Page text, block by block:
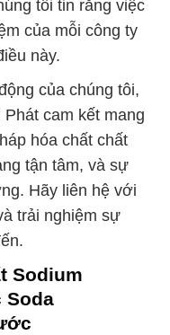
tôi tin rằng việc
của mỗi công ty
này.
của chúng tôi,
cam kết mang
hóa chất chất
tận tâm, và sự
Hãy liên hệ với
trải nghiệm sự
Sodium
Soda